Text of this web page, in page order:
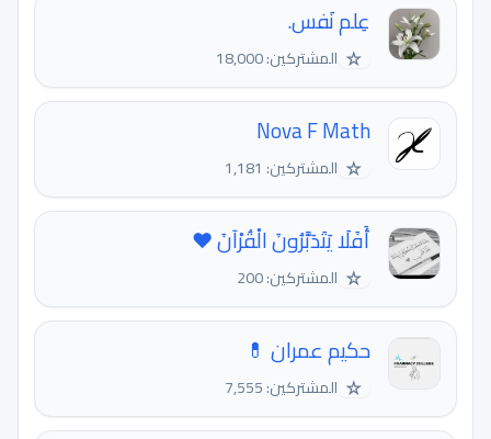
عِلم نَفس.
☆ المشتركين: 18,000
Nova F Math
☆ المشتركين: 1,181
أَفَلَا يَتَدَبَّرُونَ الْقُرْآنَ ❤️
☆ المشتركين: 200
حكيم عمران 💊
☆ المشتركين: 7,555